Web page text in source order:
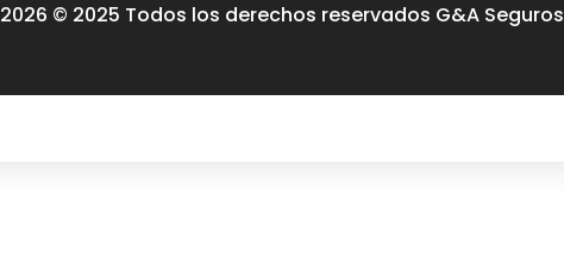
2026 © 2025 Todos los derechos reservados G&A Seguros